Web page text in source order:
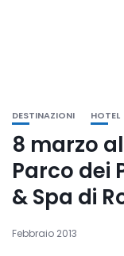
DESTINAZIONI HOTEL
8 marzo
Parco dei
& Spa di
Febbraio 2013